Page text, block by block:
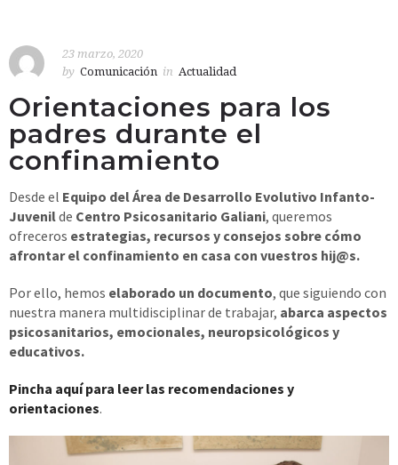
23 marzo, 2020
by Comunicación in Actualidad
Orientaciones para los
padres durante el
confinamiento
Desde el Equipo del Área de Desarrollo Evolutivo Infanto-
Juvenilde Centro Psicosanitario Galiani, queremos
ofreceros estrategias, recursos y consejos sobre cómo
afrontar el confinamiento en casa con vuestros hij@s.
Por ello, hemos elaborado un documento, que siguiendo con
nuestra manera multidisciplinar de trabajar, abarca aspectos
psicosanitarios, emocionales, neuropsicológicos y
educativos.
Pincha aquí para leer las recomendaciones y
orientaciones.